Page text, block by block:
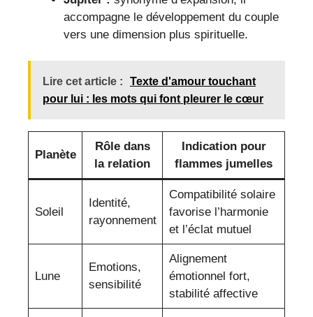
accompagne le développement du couple
vers une dimension plus spirituelle.
Lire cet article :
Texte d'amour touchant
pour lui : les mots qui font pleurer le cœur
Planète
Rôle dans
la relation
Indication pour
flammes jumelles
Soleil
Identité,
rayonnement
Compatibilité solaire
favorise l’harmonie
et l’éclat mutuel
Lune
Emotions,
sensibilité
Alignement
émotionnel fort,
stabilité affective